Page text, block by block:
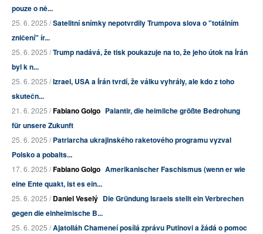
pouze o ně...
25. 6. 2025 /Satelitní snímky nepotvrdily Trumpova slova o "totálním
zničení" ír...
25. 6. 2025 /Trump nadává, že tisk poukazuje na to, že jeho útok na Írán
byl k n...
25. 6. 2025 /Izrael, USA a Írán tvrdí, že válku vyhrály, ale kdo z toho
skutečn...
21. 6. 2025 /Fabiano Golgo Palantir, die heimliche größte Bedrohung
für unsere Zukunft
25. 6. 2025 /Patriarcha ukrajinského raketového programu vyzval
Polsko a pobalts...
17. 6. 2025 /Fabiano Golgo Amerikanischer Faschismus (wenn er wie
eine Ente quakt, ist es ein...
25. 6. 2025 /Daniel Veselý Die Gründung Israels stellt ein Verbrechen
gegen die einheimische B...
25. 6. 2025 /Ajatolláh Chameneí posílá zprávu Putinovi a žádá o pomoc